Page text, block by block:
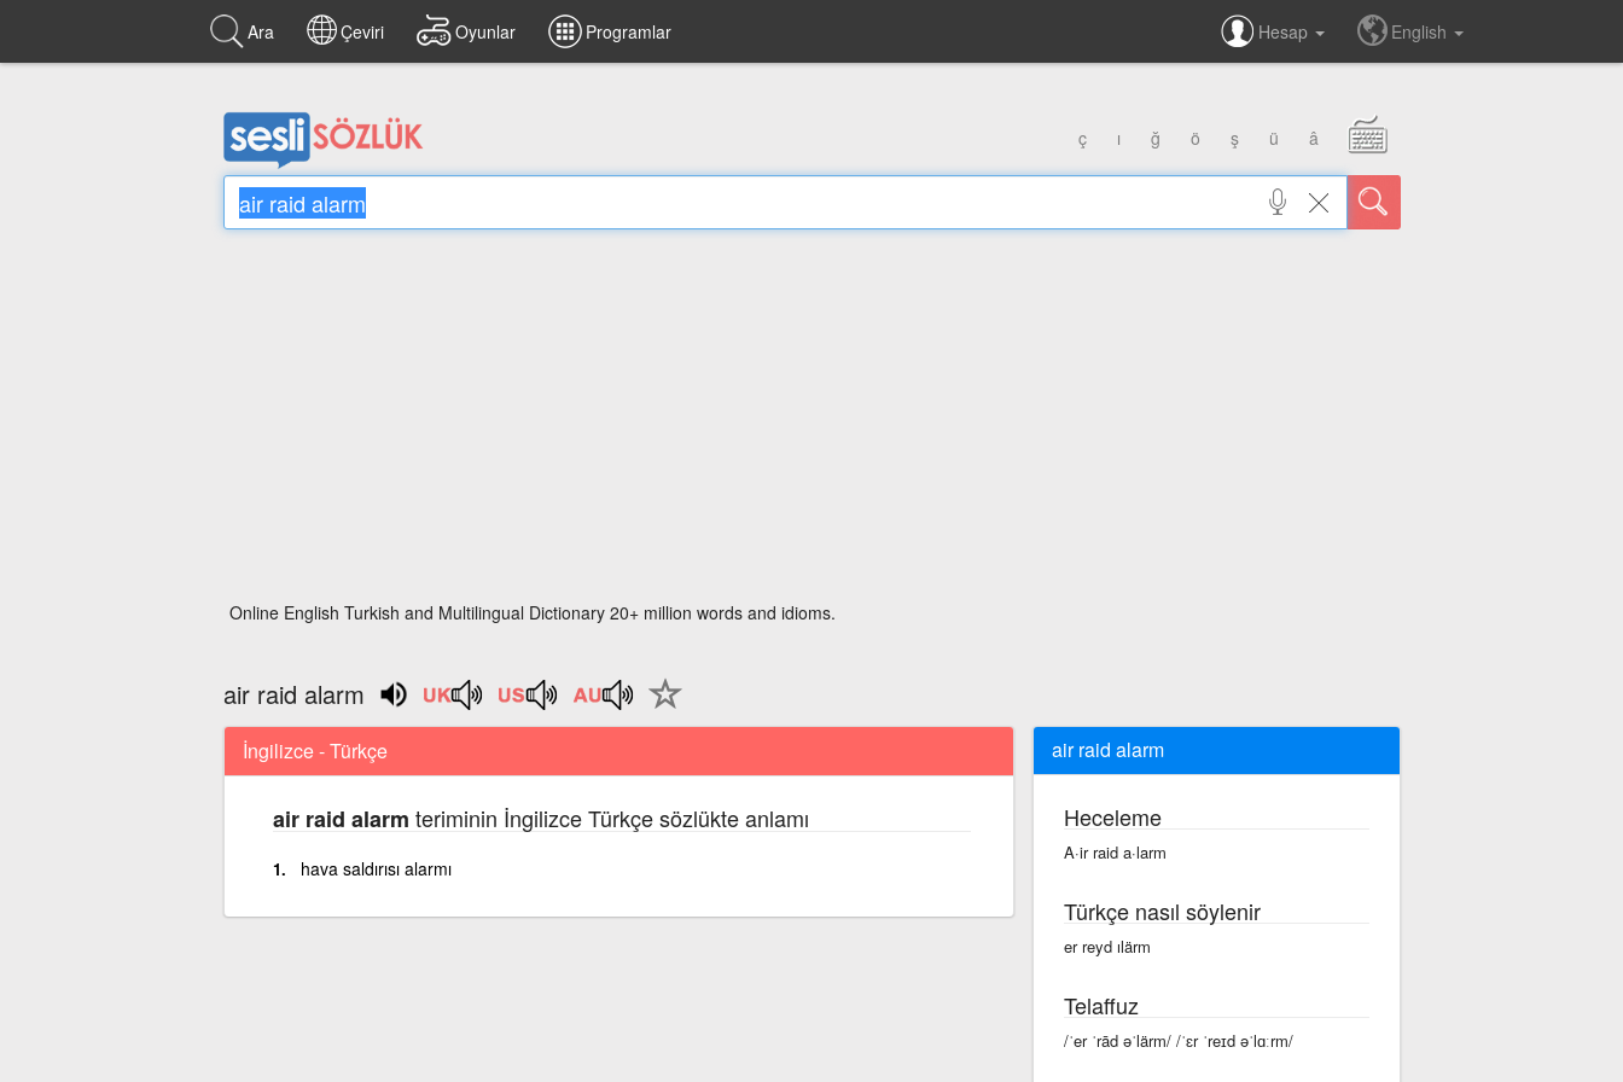
Ara Çeviri Oyunlar Programlar Hesap English
ç ı ğ ö ş ü â
Online English Turkish and Multilingual Dictionary 20+ million words and idioms.
air raid alarm
İngilizce - Türkçe
air raid alarm teriminin İngilizce Türkçe sözlükte anlamı
hava saldırısı alarmı
air raid alarm
Heceleme
A·ir raid a·larm
Türkçe nasıl söylenir
er reyd ılärm
Telaffuz
/ˈer ˈrād əˈlärm/ /ˈɛr ˈreɪd əˈlɑːrm/